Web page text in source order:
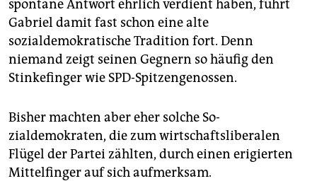
spontane Antwort ehrlich verdient haben, führt
Gabriel damit fast schon eine alte
sozialdemokratische Tradition fort. Denn
niemand zeigt seinen Gegnern so häufig den
Stinkefinger wie SPD-Spitzengenossen.
Bisher machten aber eher solche So­
zialdemokraten, die zum wirtschaftsliberalen
Flügel der Partei zählten, durch einen erigierten
Mittelfinger auf sich aufmerksam.